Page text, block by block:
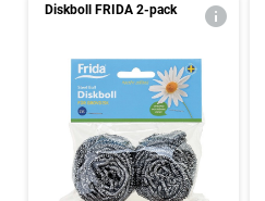
Diskboll FRIDA 2-pack